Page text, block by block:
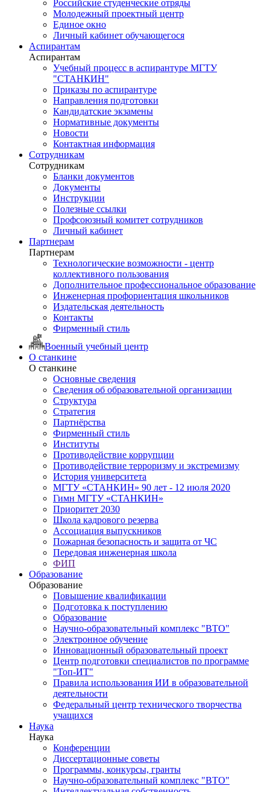
Российские студенческие отряды
Молодежный проектный центр
Единое окно
Личный кабинет обучающегося
Аспирантам
Аспирантам
Учебный процесс в аспирантуре МГТУ
"СТАНКИН"
Приказы по аспирантуре
Направления подготовки
Кандидатские экзамены
Нормативные документы
Новости
Контактная информация
Сотрудникам
Сотрудникам
Бланки документов
Документы
Инструкции
Полезные ссылки
Профсоюзный комитет сотрудников
Личный кабинет
Партнерам
Партнерам
Технологические возможности - центр
коллективного пользования
Дополнительное профессиональное образование
Инженерная профориентация школьников
Издательская деятельность
Контакты
Фирменный стиль
Военный учебный центр
О станкине
О станкине
Основные сведения
Сведения об образовательной организации
Структура
Стратегия
Партнёрства
Фирменный стиль
Институты
Противодействие коррупции
Противодействие терроризму и экстремизму
История университета
МГТУ «СТАНКИН» 90 лет - 12 июля 2020
Гимн МГТУ «СТАНКИН»
Приоритет 2030
Школа кадрового резерва
Ассоциация выпускников
Пожарная безопасность и защита от ЧС
Передовая инженерная школа
ФИП
Образование
Образование
Повышение квалификации
Подготовка к поступлению
Образование
Научно-образовательный комплекс "ВТО"
Электронное обучение
Инновационный образовательный проект
Центр подготовки специалистов по программе
"Топ-ИТ"
Правила использования ИИ в образовательной
деятельности
Федеральный центр технического творчества
учащихся
Наука
Наука
Конференции
Диссертационные советы
Программы, конкурсы, гранты
Научно-образовательный комплекс "ВТО"